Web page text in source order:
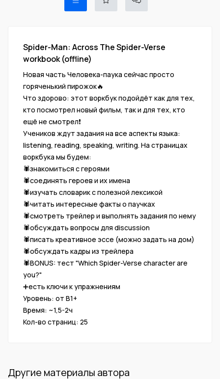
Spider-Man: Across The Spider-Verse
workbook (offline)
Новая часть Человека-паука сейчас просто
горяченький пирожок🔥
Что здорово: этот воркбук подойдёт как для тех,
кто посмотрел новый фильм, так и для тех, кто
ещё не смотрел❗
Учеников ждут задания на все аспекты языка:
listening, reading, speaking, writing. На страницах
воркбука мы будем:
🕷знакомиться с героями
🕷соединять героев и их имена
🕷изучать словарик с полезной лексикой
🕷читать интересные факты о паучках
🕷смотреть трейлер и выполнять задания по нему
🕷обсуждать вопросы для discussion
🕷писать креативное эссе (можно задать на дом)
🕷обсуждать кадры из трейлера
🕷BONUS: тест "Which Spider-Verse character are
you?"
➕есть ключи к упражнениям
Уровень: от В1+
Время: ~1,5-2ч
Кол-во страниц: 25
Другие материалы автора